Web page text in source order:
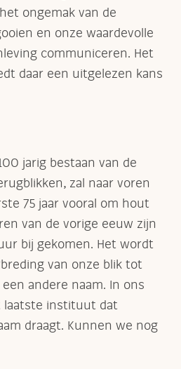
ongemak van de
en onze waardevolle
communiceren. Het
daar een uitgelezen kans
jarig bestaan van de
zal naar voren
75 jaar vooral om hout
van de vorige eeuw zijn
bij gekomen. Het wordt
van onze blik tot
andere naam. In ons
laatste instituut dat
draagt. Kunnen we nog